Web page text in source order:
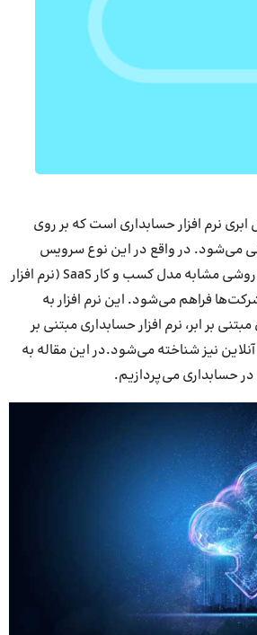
ابری نرم افزار حسابداری است که بر روی
می‌شود. در واقع در این نوع سرویس
قابلیت‌های حسابداری به روشی مشابه مدل کسب و کار SaaS (نرم افزار
فراهم می‌شود. این نرم افزار به
بر ابر، نرم افزار حسابداری مبتنی بر
آنلاین نیز شناخته می‌شود.در این مقاله به
در حسابداری می‌پردازیم.